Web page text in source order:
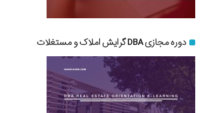
دوره مجازی DBA گرایش املاک و مستغلات